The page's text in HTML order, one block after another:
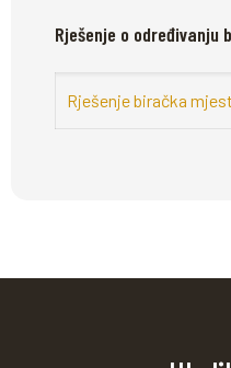
Rješenje o određivanju
Rješenje biračka